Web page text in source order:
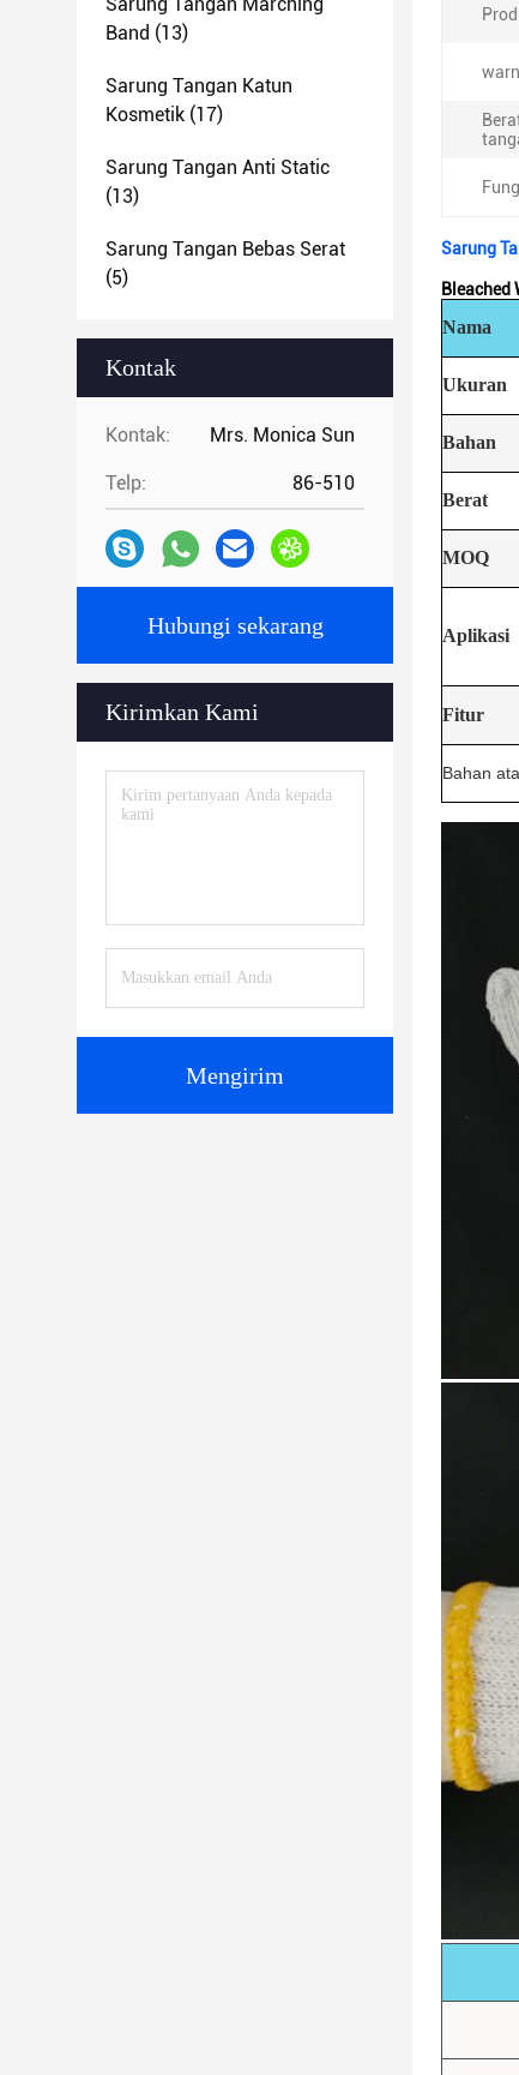
Band (13)
Sarung Tangan Katun
Kosmetik (17)
Sarung Tangan Anti Static
(13)
Sarung Tangan Bebas Serat
(5)
Kontak
Kontak: Mrs. Monica Sun
Telp: 86-510
Hubungi sekarang
Kirimkan Kami
Mengirim
Sarung
Bleached
Nama
Ukuran
Bahan
Berat
MOQ
Aplikasi
Fitur
Bahan